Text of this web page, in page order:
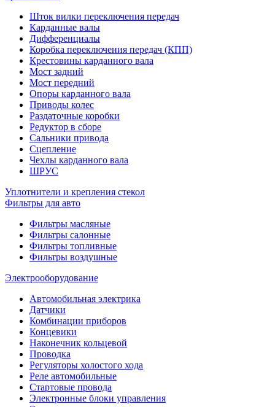
Шток вилки переключения передач
Карданные валы
Дифференциалы
Коробка переключения передач (КПП)
Крестовины карданного вала
Мост задний
Мост передний
Опоры карданного вала
Приводы колес
Раздаточные коробки
Редуктор в сборе
Сальники привода
Сцепление
Чехлы карданного вала
ШРУС
Уплотнители и крепления стекол
Фильтры для авто
Фильтры масляные
Фильтры салонные
Фильтры топливные
Фильтры воздушные
Электрооборудование
Автомобильная электрика
Датчики
Комбинации приборов
Концевики
Наконечник кольцевой
Проводка
Регуляторы холостого хода
Реле автомобильные
Стартовые провода
Электронные блоки управления